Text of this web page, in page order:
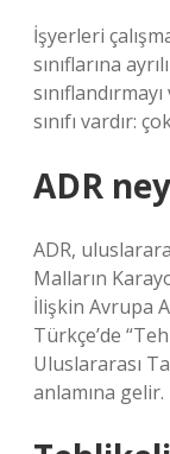
İşyerleri
sınıflarına
sınıfı vardır:
ADR
ADR,
Malların
İlişkin Avrupa
Türkçe’de
Uluslararası
anlamına gelir.